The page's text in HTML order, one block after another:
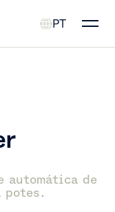
PT
automática de
potes.